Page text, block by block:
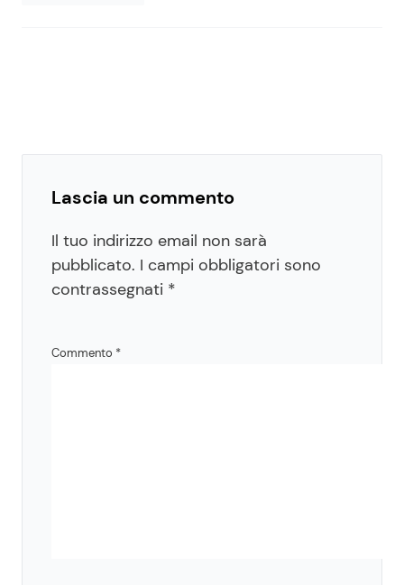
Lascia un commento
Il tuo indirizzo email non sarà
pubblicato. I campi obbligatori sono
contrassegnati *
Commento *